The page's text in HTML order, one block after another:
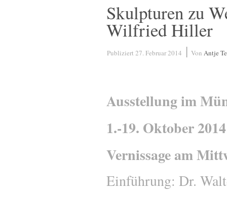
Skulpturen zu
Wilfried Hiller
Publiziert 27. Februar 2014 | Von Antje
Ausstellung im
1.-19. Oktober 2014
Vernissage am
Einführung: Dr.